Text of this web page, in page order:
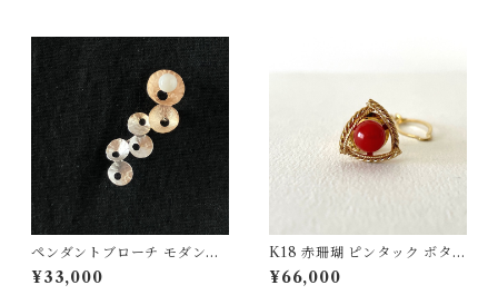
ペンダントブローチ モダンモ
チーフ【ピンクゴールド】白
珊瑚 SV
¥33,000
K18 赤珊瑚 ピンタック ボタン
チェーン付 fb-43
¥66,000